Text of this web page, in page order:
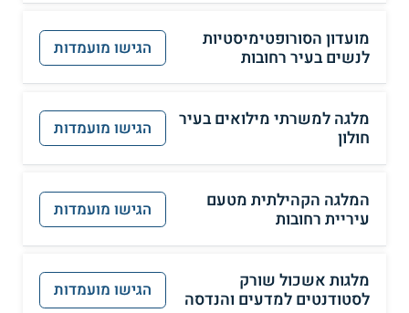
מועדון הסורופטימיסטיות
לנשים בעיר רחובות
הגישו מועמדות
מלגה למשרתי מילואים בעיר
חולון
הגישו מועמדות
המלגה הקהילתית מטעם
עיריית רחובות
הגישו מועמדות
מלגות אשכול שורק
לסטודנטים למדעים והנדסה
הגישו מועמדות